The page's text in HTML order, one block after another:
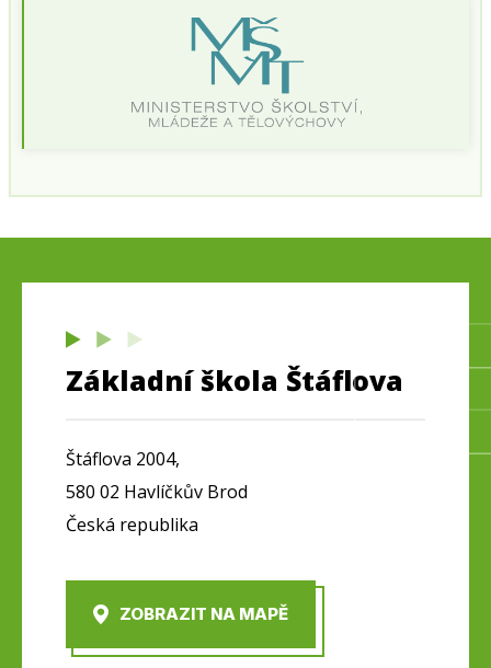
Základní škola Štáflova
Štáflova 2004,
580 02 Havlíčkův Brod
Česká republika
ZOBRAZIT NA MAPĚ